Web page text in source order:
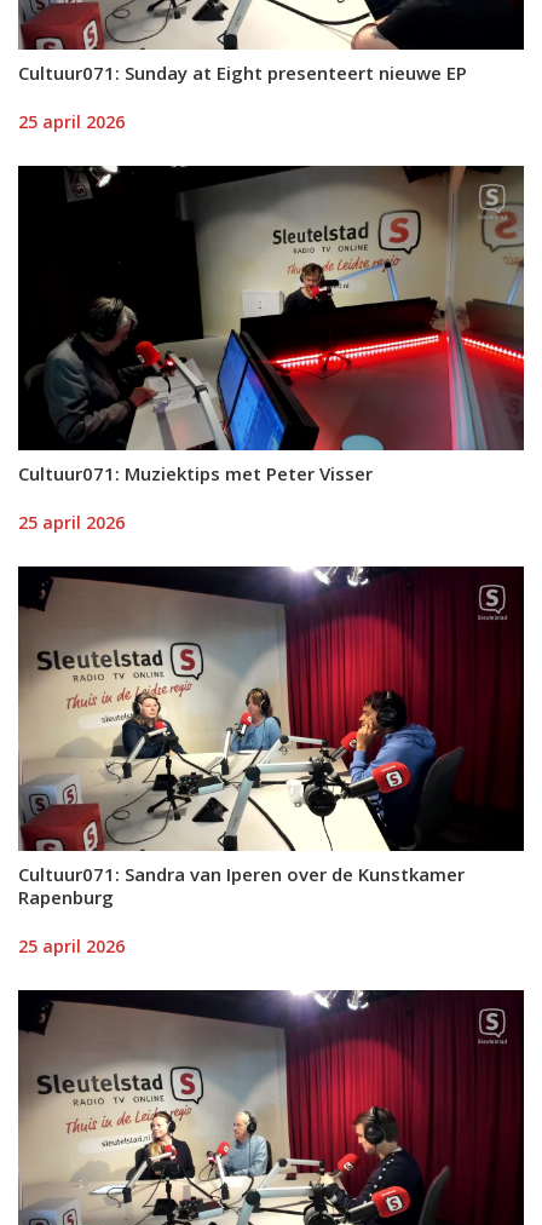
Cultuur071: Sunday at Eight presenteert nieuwe EP
25 april 2026
Cultuur071: Muziektips met Peter Visser
25 april 2026
Cultuur071: Sandra van Iperen over de Kunstkamer
Rapenburg
25 april 2026